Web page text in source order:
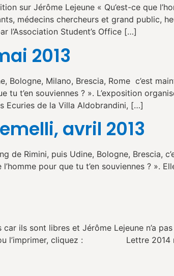
sur Jérôme Lejeune « Qu’est-ce que
médecins chercheurs et grand public,
l’Association Student’s Office […]
2013
Bologne, Milano, Brescia, Rome c’est
tu t’en souviennes ? ». L’exposition
Ecuries de la Villa Aldobrandini, […]
avril 2013
de Rimini, puis Udine, Bologne, Brescia,
pour que tu t’en souviennes ? ».
ils sont libres et Jérôme Lejeune n’a
de la Lettre ou l’imprimer,